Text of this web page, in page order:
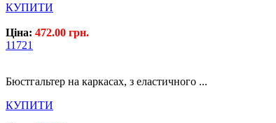
КУПИТИ
Ціна: 472.00 грн.
11721
Бюстгальтер на каркасах, з еластичного ...
КУПИТИ